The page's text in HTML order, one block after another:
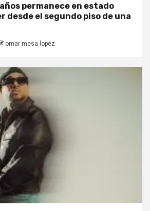
permanece en estado
desde el segundo piso de una
omar mesa lopez